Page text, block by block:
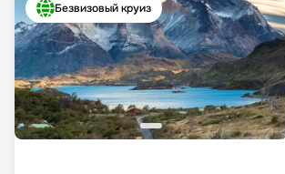
Безвизовый круиз